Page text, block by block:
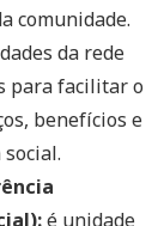
comunidade.
da rede
para facilitar o
benefícios e
é unidade